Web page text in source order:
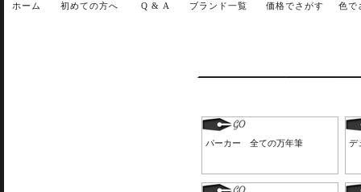
ホーム 初めての方へ Q & A ブランド一覧 価格でさがす 色で
パーカー 全ての万年筆 デ